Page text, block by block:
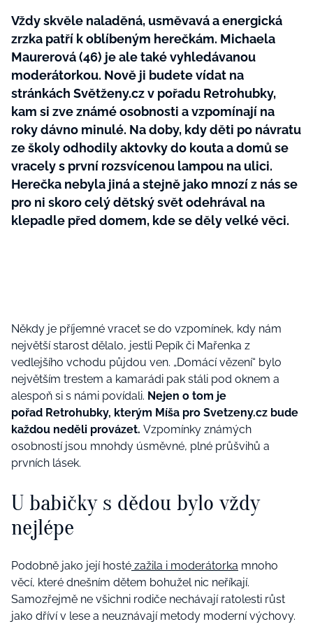
Vždy skvěle naladěná, usměvavá a energická
zrzka patří k oblíbeným herečkám. Michaela
Maurerová (46) je ale také vyhledávanou
moderátorkou. Nově ji budete vídat na
stránkách Světženy.cz v pořadu Retrohubky,
kam si zve známé osobnosti a vzpomínají na
roky dávno minulé. Na doby, kdy děti po návratu
ze školy odhodily aktovky do kouta a domů se
vracely s první rozsvícenou lampou na ulici.
Herečka nebyla jiná a stejně jako mnozí z nás se
pro ni skoro celý dětský svět odehrával na
klepadle před domem, kde se děly velké věci.
Někdy je příjemné vracet se do vzpomínek, kdy nám
největší starost dělalo, jestli Pepík či Mařenka z
vedlejšího vchodu půjdou ven. „Domácí vězení“ bylo
největším trestem a kamarádi pak stáli pod oknem a
alespoň si s námi povídali. Nejen o tom je
pořad Retrohubky, kterým Míša pro Svetzeny.cz bude
každou neděli provázet. Vzpomínky známých
osobností jsou mnohdy úsměvné, plné průšvihů a
prvních lásek.
U babičky s dědou bylo vždy
nejlépe
Podobně jako její hosté zažila i moderátorka mnoho
věcí, které dnešním dětem bohužel nic neříkají.
Samozřejmě ne všichni rodiče nechávají ratolesti růst
jako dříví v lese a neuznávají metody moderní výchovy.